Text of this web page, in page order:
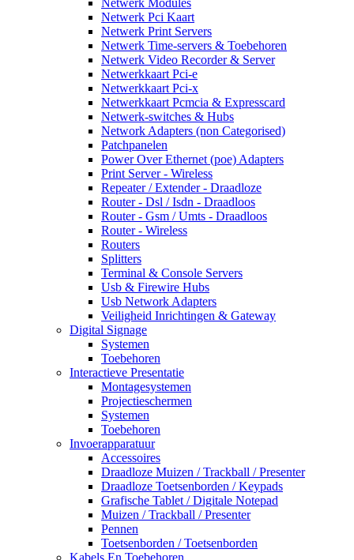
Netwerk Pci Kaart
Netwerk Print Servers
Netwerk Time-servers & Toebehoren
Netwerk Video Recorder & Server
Netwerkkaart Pci-e
Netwerkkaart Pci-x
Netwerkkaart Pcmcia & Expresscard
Netwerk-switches & Hubs
Network Adapters (non Categorised)
Patchpanelen
Power Over Ethernet (poe) Adapters
Print Server - Wireless
Repeater / Extender - Draadloze
Router - Dsl / Isdn - Draadloos
Router - Gsm / Umts - Draadloos
Router - Wireless
Routers
Splitters
Terminal & Console Servers
Usb & Firewire Hubs
Usb Network Adapters
Veiligheid Inrichtingen & Gateway
Digital Signage
Systemen
Toebehoren
Interactieve Presentatie
Montagesystemen
Projectieschermen
Systemen
Toebehoren
Invoerapparatuur
Accessoires
Draadloze Muizen / Trackball / Presenter
Draadloze Toetsenborden / Keypads
Grafische Tablet / Digitale Notepad
Muizen / Trackball / Presenter
Pennen
Toetsenborden / Toetsenborden
Kabels En Toebehoren